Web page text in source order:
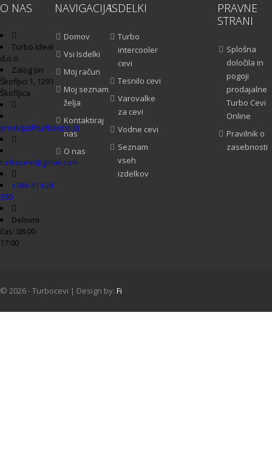
O NAS
Turbo Ideal
d.o.o.
Zalog pri
Škofljici 1, 1291
Škofljica
prodaja@turbocevi.si
turbocevi@gmail.com
+386 41 624
390
Delovni
čas: 08:00-
17:00
NAVIGACIJA
Domov
Vsi Isdelki
Moj račun
Moj seznam
želja
Kontaktiraj
nas
O nas
ISDELKI
Turbo
intercooler
cevi
Tesnilo cevi
Varovalke
za cevi
Vodne cevi
Seznam
vseh
izdelkov
PRAVNE
STRANI
Splošna
določila in
pogoji
prodajalne
Turbo Cevi
Online
Pravilnik o
zasebnosti
© 2026 - Turbocevi | Design by: Fi